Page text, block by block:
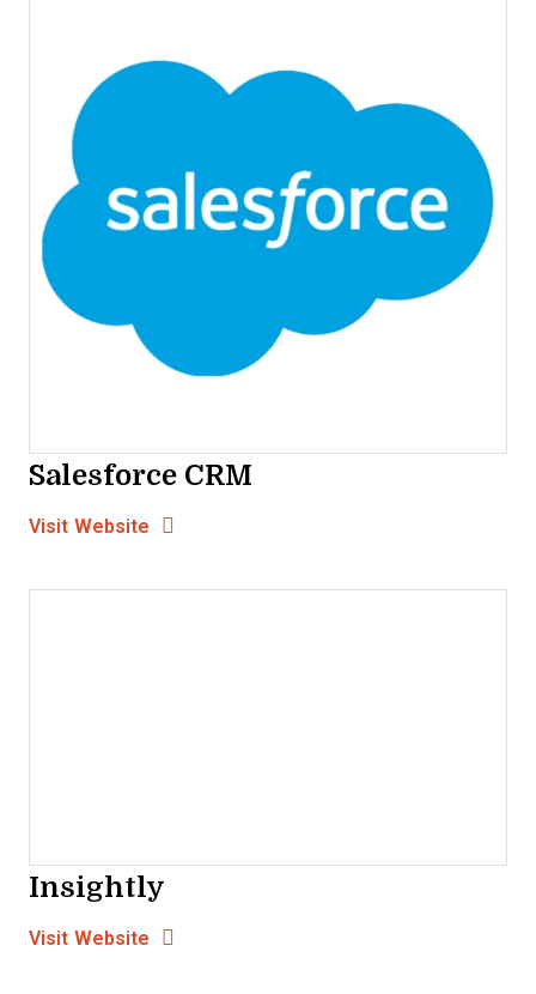
Salesforce CRM
Visit Website Opens New Window
Insightly
Visit Website Opens New Window